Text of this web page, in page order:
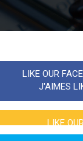
LIKE OUR
LIKE